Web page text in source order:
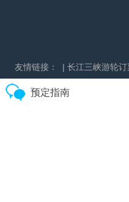
友情链接： | 长江三峡游轮
预定指南